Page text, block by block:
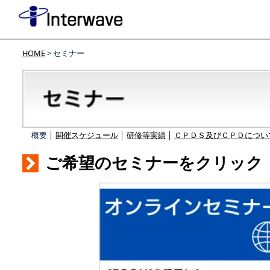
HOME> セミナー
概要 │ 開催スケジュール 研修等実績 ＣＰＤＳ及びＣＰＤにつ
ご希望のセミナーをクリック